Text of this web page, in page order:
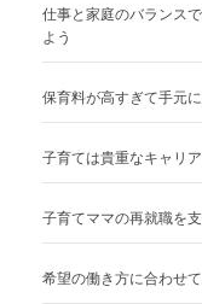
仕事と家庭のバランス
よう
保育料が高すぎて手元
子育ては貴重なキャリ
子育てママの再就職を
希望の働き方に合わせ